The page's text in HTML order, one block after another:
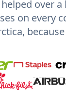
helped over
on every